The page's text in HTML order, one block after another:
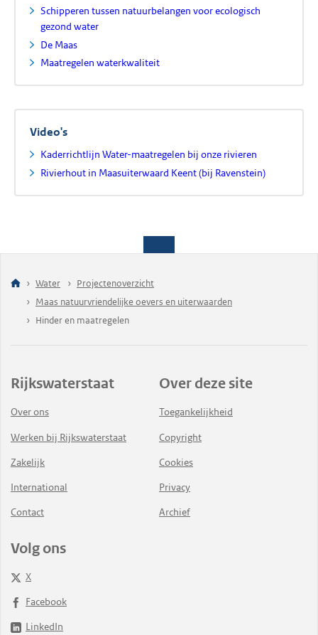
Schipperen tussen natuurbelangen voor ecologisch
gezond water
De Maas
Maatregelen waterkwaliteit
Video's
Kaderrichtlijn Water-maatregelen bij onze rivieren
Rivierhout in Maasuiterwaard Keent (bij Ravenstein)
Water
Projectenoverzicht
Maas natuurvriendelijke oevers en uiterwaarden
Hinder en maatregelen
Rijkswaterstaat
Over ons
Werken bij Rijkswaterstaat
Zakelijk
International
Contact
Over deze site
Toegankelijkheid
Copyright
Cookies
Privacy
Archief
Volg ons
X
Facebook
LinkedIn